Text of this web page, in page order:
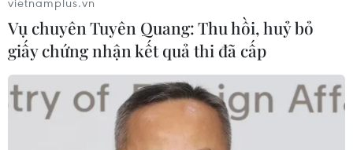
Quốc hội Malaysia nhóm họp trở lại sau 9
tháng tạm dừng hoạt động
Phiên họp Quốc hội Malaysia lần này sẽ kéo dài trong
17 ngày, đến ngày 12/10 tới. Phiên họp gần nhất của
Quốc hội khóa 14 diễn ra ngày 17/12/2020.
Vụ chuyên Tuyên Quang: Thu hồi, huỷ bỏ
giấy chứng nhận kết quả thi đã cấp